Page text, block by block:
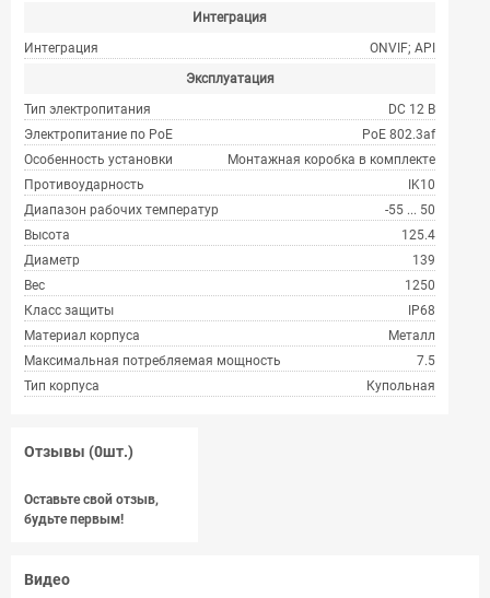
Интеграция
Интеграция
ONVIF; API
Эксплуатация
Тип электропитания
DC 12 В
Электропитание по PoE
PoE 802.3af
Особенность установки
Монтажная коробка в комплекте
Противоударность
IK10
Диапазон рабочих температур
-55 ... 50
Высота
125.4
Диаметр
139
Вес
1250
Класс защиты
IP68
Материал корпуса
Металл
Максимальная потребляемая мощность
7.5
Тип корпуса
Купольная
Отзывы (0шт.)
Оставьте свой отзыв,
будьте первым!
Видео